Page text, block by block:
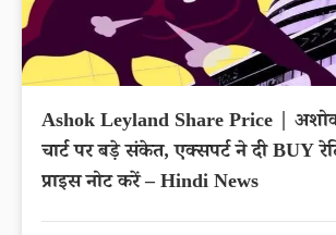
Ashok Leyland Share Price |
चार्ट पर बड़े संकेत, एक्सपर्ट ने दी BUY
प्राइस नोट करें – Hindi News